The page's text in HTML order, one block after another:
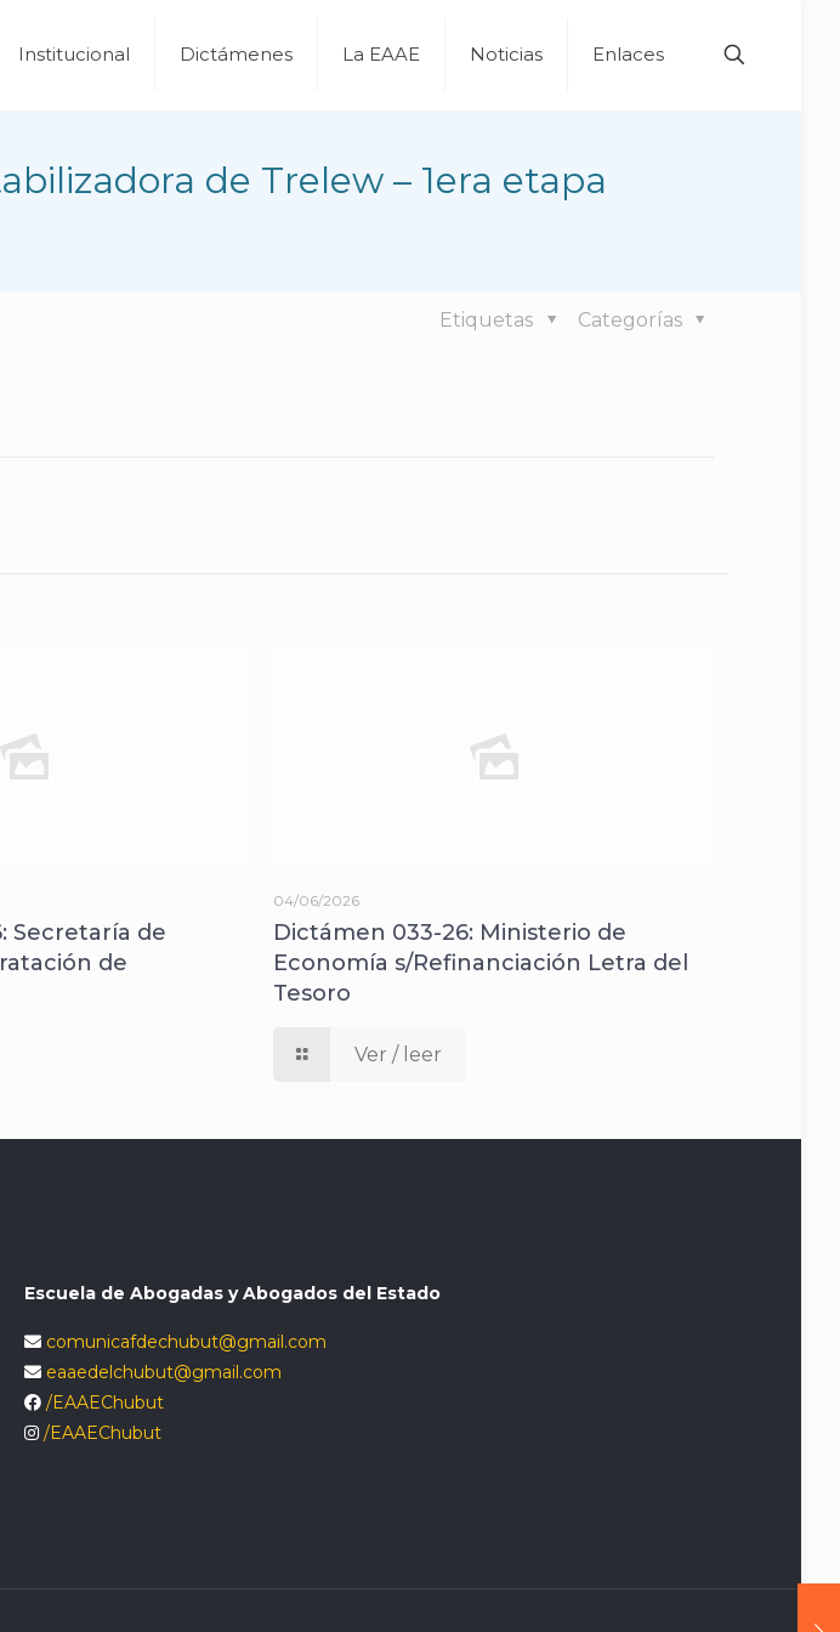
Institucional Dictámenes La EAAE Noticias Enlaces
de Trelew – 1era etapa
Categorías
Etiquetas
Secretaría de
de
04/06/2026
Dictámen 033-26: Ministerio de
Economía s/Refinanciación Letra del
Tesoro
Ver / leer
Escuela de Abogadas y Abogados del Estado
comunicafdechubut@gmail.com
eaaedelchubut@gmail.com
/EAAEChubut
/EAAEChubut